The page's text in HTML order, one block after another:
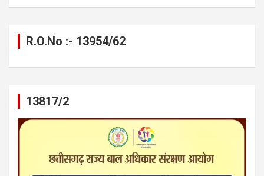
R.O.No :- 13954/62
13817/2